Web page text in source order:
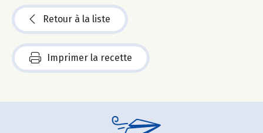
Retour à la liste
Imprimer la recette